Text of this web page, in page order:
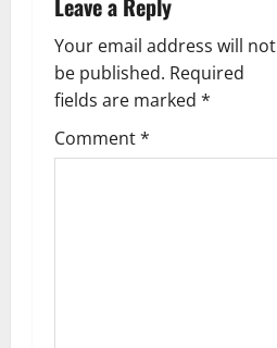
i
g
a
Leave a Reply
Your email address will not
be published. Required
fields are marked *
Comment*